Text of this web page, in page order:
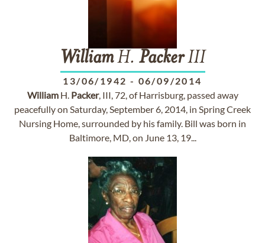
WilliamH. PackerIII
13/06/1942 - 06/09/2014
WilliamH. Packer, III, 72, of Harrisburg, passed away
peacefully on Saturday, September 6, 2014, in Spring Creek
Nursing Home, surrounded by his family. Bill was born in
Baltimore, MD, on June 13, 19...